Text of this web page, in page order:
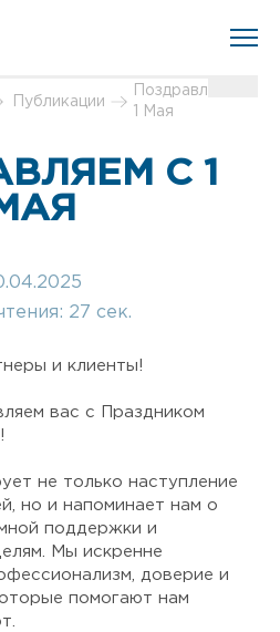
Публикации
Поздравляем с
1 Мая
С 1
27 сек.
и клиенты!
вас с Праздником
не только наступление
но и напоминает нам о
поддержки и
Мы искренне
доверие и
помогают нам